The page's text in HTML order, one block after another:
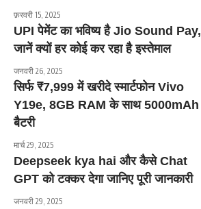
फ़रवरी 15, 2025
UPI पेमेंट का भविष्य है Jio Sound Pay,
जानें क्यों हर कोई कर रहा है इस्तेमाल
जनवरी 26, 2025
सिर्फ ₹7,999 में खरीदे स्मार्टफोन Vivo
Y19e, 8GB RAM के साथ 5000mAh
बैटरी
मार्च 29, 2025
Deepseek kya hai और कैसे Chat
GPT को टक्कर देगा जानिए पूरी जानकारी
जनवरी 29, 2025